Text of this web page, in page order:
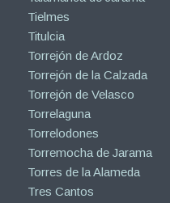
Tielmes
Titulcia
Torrejón de Ardoz
Torrejón de la Calzada
Torrejón de Velasco
Torrelaguna
Torrelodones
Torremocha de Jarama
Torres de la Alameda
Tres Cantos